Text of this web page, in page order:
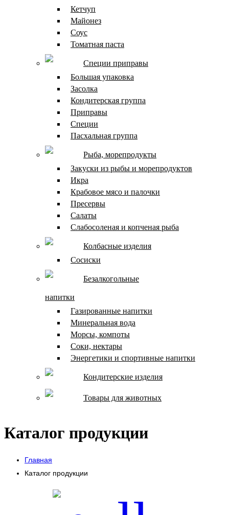
Кетчуп
Майонез
Соус
Томатная паста
Специи приправы
Большая упаковка
Засолка
Кондитерская группа
Приправы
Специи
Пасхальная группа
Рыба, морепродукты
Закуски из рыбы и морепродуктов
Икра
Крабовое мясо и палочки
Пресервы
Салаты
Слабосоленая и копченая рыба
Колбасные изделия
Сосиски
Безалкогольные
напитки
Газированные напитки
Минеральная вода
Морсы, компоты
Соки, нектары
Энергетики и спортивные напитки
Кондитерские изделия
Товары для животных
Каталог продукции
Главная
Каталог продукции